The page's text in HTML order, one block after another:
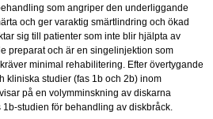
som angriper den underliggande
och ger varaktig smärtlindring och ökad
sig till patienter som inte blir hjälpta av
preparat och är en singelinjektion som
minimal rehabilitering. Efter övertygande
kliniska studier (fas 1b och 2b) inom
på en volymminskning av diskarna
studien för behandling av diskbråck.